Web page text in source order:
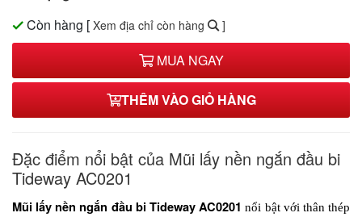
80,000₫
1/2*1/2
90,000₫
Còn hàng [ Xem địa chỉ còn hàng ]
MUA NGAY
THÊM VÀO GIỎ HÀNG
Đặc điểm nổi bật của Mũi lấy nền ngắn đầu bi
Tideway AC0201
Mũi lấy nền ngắn đầu bi Tideway AC0201 nổi bật với thân thép